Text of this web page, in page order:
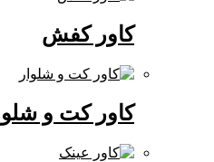
کاور کفش
کاور کت و شلوار